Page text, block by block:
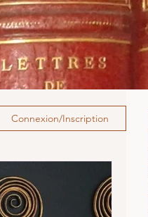
Connexion/Inscription